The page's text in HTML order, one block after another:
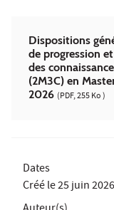
Dispositions
de progression
des
(2M3C) en
2026 (PDF, 255 Ko )
Dates
Créé le25 juin 2026